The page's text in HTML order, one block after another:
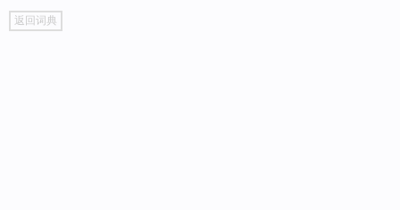
go
top
返回词典